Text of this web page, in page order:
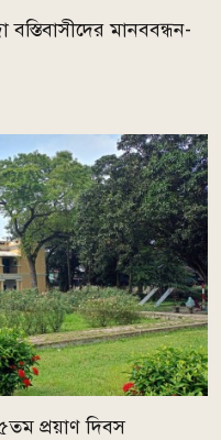
মানববন্ধন-
প্রয়াণ দিবস